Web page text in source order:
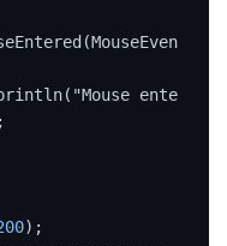
);